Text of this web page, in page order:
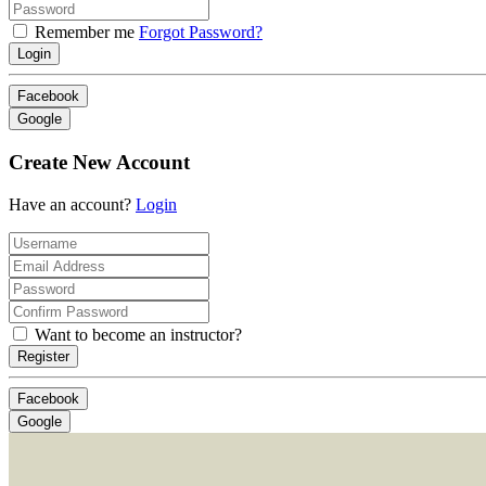
Remember me Forgot Password?
Login
Facebook
Google
Create New Account
Have an account? Login
Want to become an instructor?
Register
Facebook
Google